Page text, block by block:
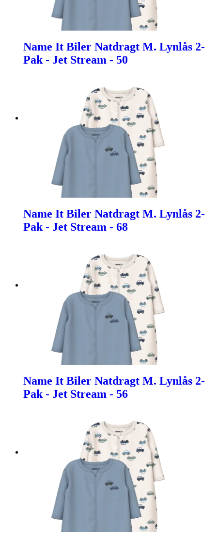
Name It Biler Natdragt M. Lynlås 2-
Pak - Jet Stream - 50
Name It Biler Natdragt M. Lynlås 2-
Pak - Jet Stream - 68
Name It Biler Natdragt M. Lynlås 2-
Pak - Jet Stream - 56